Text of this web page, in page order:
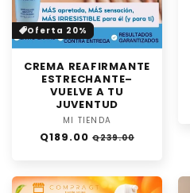
Oferta 20%
CREMA REAFIRMANTE
ESTRECHANTE–
VUELVE A TU
JUVENTUD
Proveedor:
MI TIENDA
Precio
Q189.00 Precio
Q239.00